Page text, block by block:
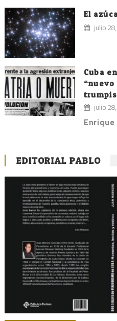
El
julio
Cuba
julio
EDITORIAL PABLO